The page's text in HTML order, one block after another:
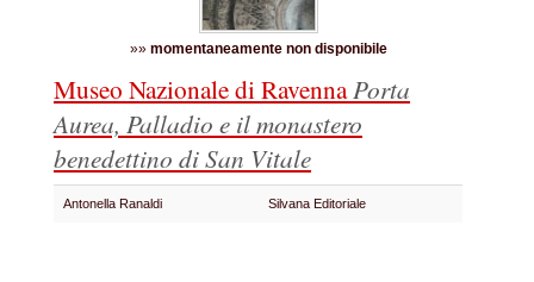
»» momentaneamente non disponibile
Museo Nazionale di RavennaPorta
Aurea, Palladio e il monastero
benedettino di San Vitale
Antonella Ranaldi Silvana Editoriale